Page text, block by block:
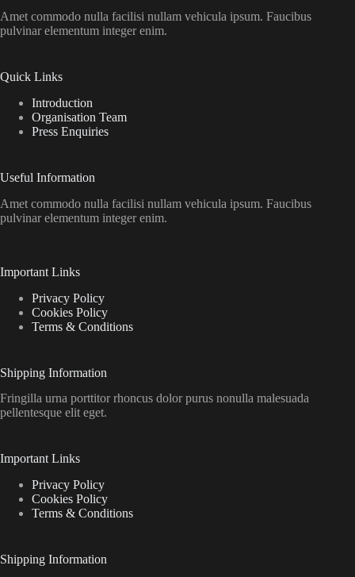
Amet commodo nulla facilisi nullam vehicula ipsum. Faucibus
pulvinar elementum integer enim.
Quick Links
Introduction
Organisation Team
Press Enquiries
Useful Information
Amet commodo nulla facilisi nullam vehicula ipsum. Faucibus
pulvinar elementum integer enim.
Important Links
Privacy Policy
Cookies Policy
Terms & Conditions
Shipping Information
Fringilla urna porttitor rhoncus dolor purus nonulla malesuada
pellentesque elit eget.
Important Links
Privacy Policy
Cookies Policy
Terms & Conditions
Shipping Information